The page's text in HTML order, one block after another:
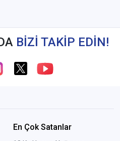
BİZİ TAKİP EDİN!
En Çok Satanlar